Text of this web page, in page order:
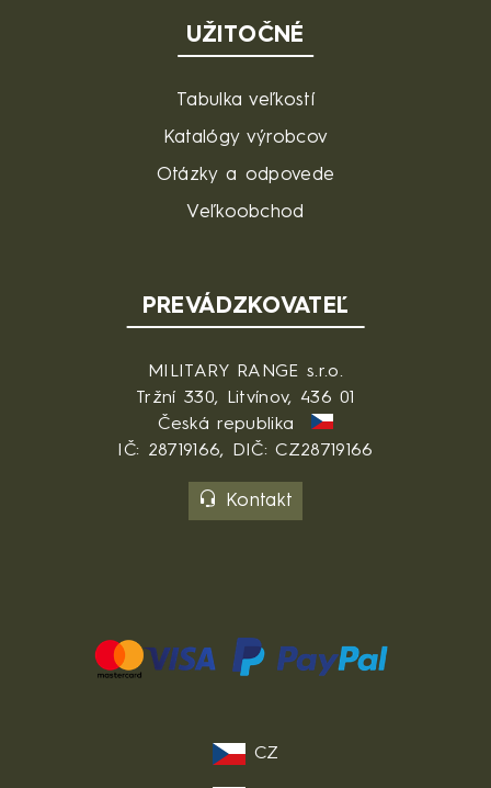
UŽITOČNÉ
Tabulka veľkostí
Katalógy výrobcov
Otázky a odpovede
Veľkoobchod
PREVÁDZKOVATEĽ
MILITARY RANGE s.r.o.
Tržní 330, Litvínov, 436 01
Česká republika
IČ: 28719166, DIČ: CZ28719166
Kontakt
CZ